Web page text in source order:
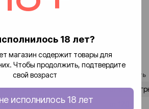
18 лет?
магазин содержит товары для
Чтобы продолжить, подтвердите
свой возраст
исполнилось 18 лет
Оплата
Стоимость
(город)
от 80–90
(посёлок, село)